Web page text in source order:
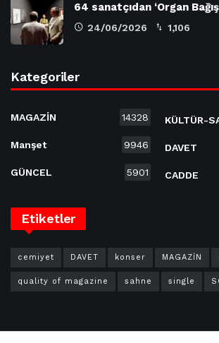
64 sanatçıdan ‘Organ
24/06/2026 1,106
Kategoriler
MAGAZİN 14328
Manşet 9946
GÜNCEL 5901
KÜLTÜR-
DAVET
CADDE
Etiketler
cemiyet DAVET konser MAGAZİN
quality of magazine sahne single